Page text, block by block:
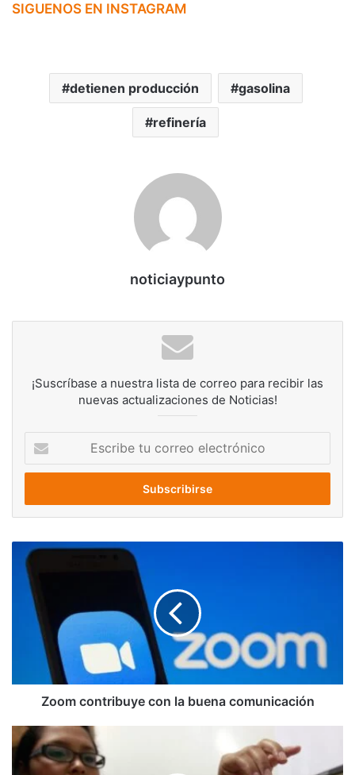
SIGUENOS EN INSTAGRAM
detienen producción gasolina
refinería
noticiaypunto
¡Suscríbase a nuestra lista de correo para recibir las
nuevas actualizaciones de Noticias!
correo
Zoom
contribuye
con
buena
comunicación
Zoom contribuye con la buena comunicación
Ministro
Reverol
anuncia